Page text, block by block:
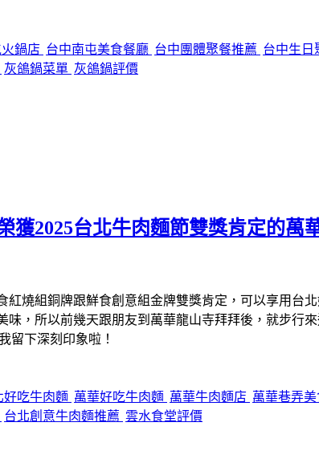
鍋店 台中南屯美食餐廳 台中團體聚餐推薦 台中生日
灰鴿鍋菜單 灰鴿鍋評價
獲2025台北牛肉麵節雙獎肯定的萬
燒組銅牌跟鮮食創意組金牌雙獎肯定，可以享用台
，所以前幾天跟朋友到萬華龍山寺拜拜後，就步行
留下深刻印象啦！
好吃牛肉麵 萬華好吃牛肉麵 萬華牛肉麵店 萬華巷弄美
台北創意牛肉麵推薦 雲水食堂評價